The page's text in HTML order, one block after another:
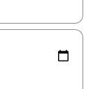
使って移動するか